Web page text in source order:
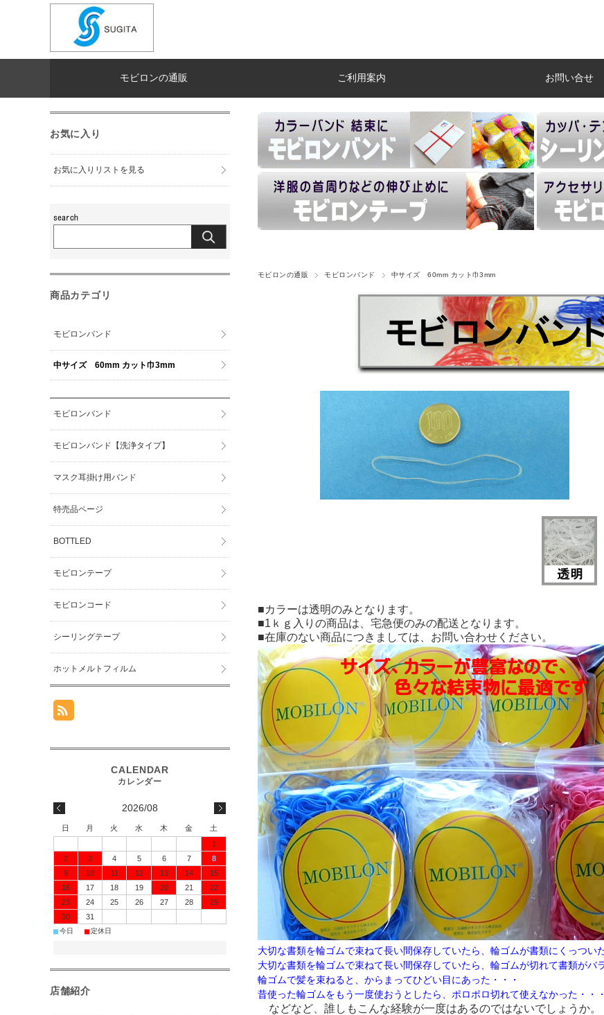
モビロンの通販 ご利用案内 お問い合せ
モビロンの通販 モビロンバンド 中サイズ 60mm カット巾3mm
■カラーは透明のみとなります。
■1ｋｇ入りの商品は、宅急便のみの配送となります。
■在庫のない商品につきましては、お問い合わせください。
大切な書類を輪ゴムで束ねて長い間保存していたら、輪ゴムが書類にくっつい
大切な書類を輪ゴムで束ねて長い間保存していたら、輪ゴムが切れて書類がバ
輪ゴムで髪を束ねると、からまってひどい目にあった・・・
昔使った輪ゴムをもう一度使おうとしたら、ポロポロ切れて使えなかった・・・
などなど、誰しもこんな経験が一度はあるのではないでしょうか。
お気に入り
お気に入りリストを見る
商品カテゴリ
モビロンバンド
中サイズ 60mm カット巾3mm
モビロンバンド
モビロンバンド【洗浄タイプ】
マスク耳掛け用バンド
特売品ページ
BOTTLED
モビロンテープ
モビロンコード
シーリングテープ
ホットメルトフィルム
2026/08
日 月 火 水 木 金
土
1
2
3 4 5 6 7
8
9
10 11 12 13 14
15
16
17 18 19 20 21
22
23
24 25 26 27 28
29
30
31
■今日 ■定休日
店舗紹介